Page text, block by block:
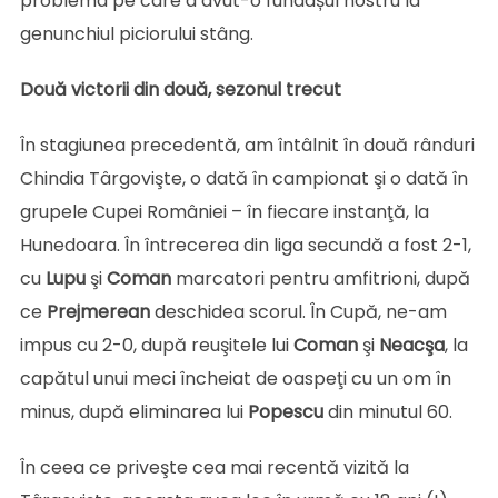
genunchiul piciorului stâng.
Două victorii din două, sezonul trecut
În stagiunea precedentă, am întâlnit în două rânduri
Chindia Târgovişte, o dată în campionat şi o dată în
grupele Cupei României – în fiecare instanţă, la
Hunedoara. În întrecerea din liga secundă a fost 2-1,
cu LupuşiComanmarcatori pentru amfitrioni, după
ce Prejmereandeschidea scorul. În Cupă, ne-am
impus cu 2-0, după reuşitele luiComanşi Neacşa, la
capătul unui meci încheiat de oaspeţi cu un om în
minus, după eliminarea lui Popescudin minutul 60.
În ceea ce priveşte cea mai recentă vizită la